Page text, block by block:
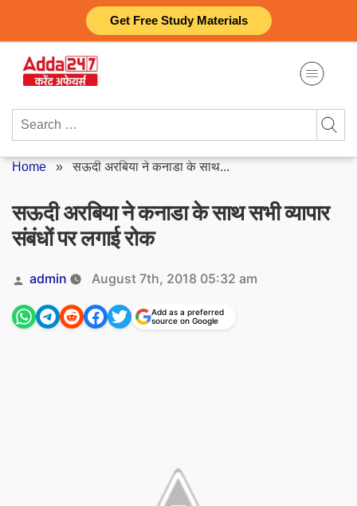
Get Free Study Materials
content
Search
Home »सऊदी अरबिया ने कनाडा के साथ...
सऊदी अरबिया ने कनाडा के साथ सभी व्यापार
संबंधों पर लगाई रोक
Posted
by
admin August 7th, 2018 05:32 am
Add as a preferred
source on Google